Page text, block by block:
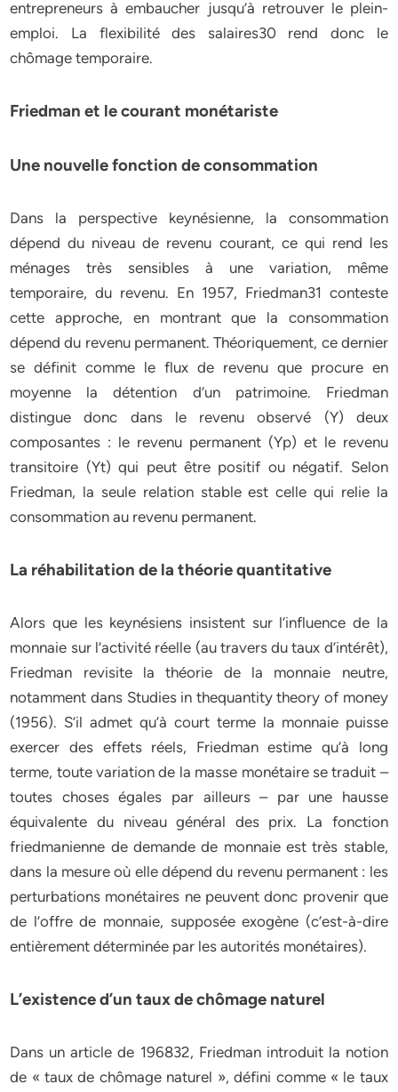
entrepreneurs à embaucher jusqu’à retrouver le plein-
emploi. La flexibilité des salaires30 rend donc le
chômage temporaire.
Friedman et le courant monétariste
Une nouvelle fonction de consommation
Dans la perspective keynésienne, la consommation
dépend du niveau de revenu courant, ce qui rend les
ménages très sensibles à une variation, même
temporaire, du revenu. En 1957, Friedman31 conteste
cette approche, en montrant que la consommation
dépend du revenu permanent. Théoriquement, ce dernier
se définit comme le flux de revenu que procure en
moyenne la détention d’un patrimoine. Friedman
distingue donc dans le revenu observé (Y) deux
composantes : le revenu permanent (Yp) et le revenu
transitoire (Yt) qui peut être positif ou négatif. Selon
Friedman, la seule relation stable est celle qui relie la
consommation au revenu permanent.
La réhabilitation de la théorie quantitative
Alors que les keynésiens insistent sur l’influence de la
monnaie sur l’activité réelle (au travers du taux d’intérêt),
Friedman revisite la théorie de la monnaie neutre,
notamment dans Studies in thequantity theory of money
(1956). S’il admet qu’à court terme la monnaie puisse
exercer des effets réels, Friedman estime qu’à long
terme, toute variation de la masse monétaire se traduit –
toutes choses égales par ailleurs – par une hausse
équivalente du niveau général des prix. La fonction
friedmanienne de demande de monnaie est très stable,
dans la mesure où elle dépend du revenu permanent : les
perturbations monétaires ne peuvent donc provenir que
de l’offre de monnaie, supposée exogène (c’est-à-dire
entièrement déterminée par les autorités monétaires).
L’existence d’un taux de chômage naturel
Dans un article de 196832, Friedman introduit la notion
de « taux de chômage naturel », défini comme « le taux